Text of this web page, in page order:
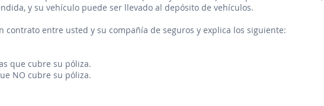
y su vehículo puede ser llevado al depósito de vehículos.
contrato entre usted y su compañía de seguros y explica los siguiente:
que cubre su póliza.
NO cubre su póliza.